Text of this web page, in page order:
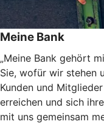
Meine Bank
„Meine Bank gehört
Sie, wofür wir stehen
Kunden und
erreichen und sich
mit uns gemeinsam